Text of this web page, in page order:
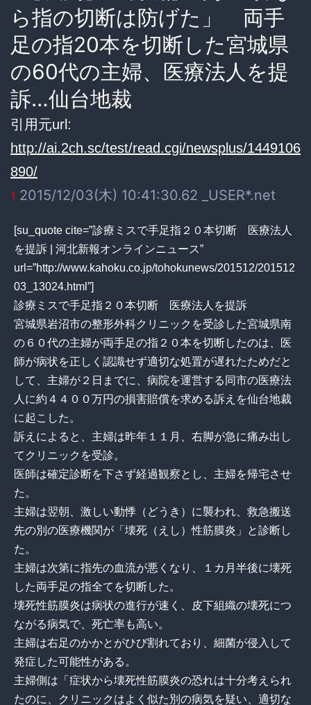
ら指の切断は防げた」 両手
足の指20本を切断した宮城県
の60代の主婦、医療法人を提
訴…仙台地裁
引用元url:
http://ai.2ch.sc/test/read.cgi/newsplus/1449106
890/
1 2015/12/03(木) 10:41:30.62 _USER*.net
[su_quote cite=”診療ミスで手足指２０本切断 医療法人
を提訴 | 河北新報オンラインニュース”
url=”http://www.kahoku.co.jp/tohokunews/201512/201512
03_13024.html”]
診療ミスで手足指２０本切断 医療法人を提訴
宮城県岩沼市の整形外科クリニックを受診した宮城県南
の６０代の主婦が両手足の指２０本を切断したのは、医
師が病状を正しく認識せず適切な処置が遅れたためだと
して、主婦が２日までに、病院を運営する同市の医療法
人に約４４００万円の損害賠償を求める訴えを仙台地裁
に起こした。
訴えによると、主婦は昨年１１月、右脚が急に痛み出し
てクリニックを受診。
医師は確定診断を下さず経過観察とし、主婦を帰宅させ
た。
主婦は翌朝、激しい動悸（どうき）に襲われ、救急搬送
先の別の医療機関が「壊死（えし）性筋膜炎」と診断し
た。
主婦は次第に指先の血流が悪くなり、１カ月半後に壊死
した両手足の指全てを切断した。
壊死性筋膜炎は病状の進行が速く、皮下組織の壊死につ
ながる病気で、死亡率も高い。
主婦は右足のかかとがひび割れており、細菌が侵入して
発症した可能性がある。
主婦側は「症状から壊死性筋膜炎の恐れは十分考えられ
たのに、クリニックはよく似た別の病気を疑い、適切な